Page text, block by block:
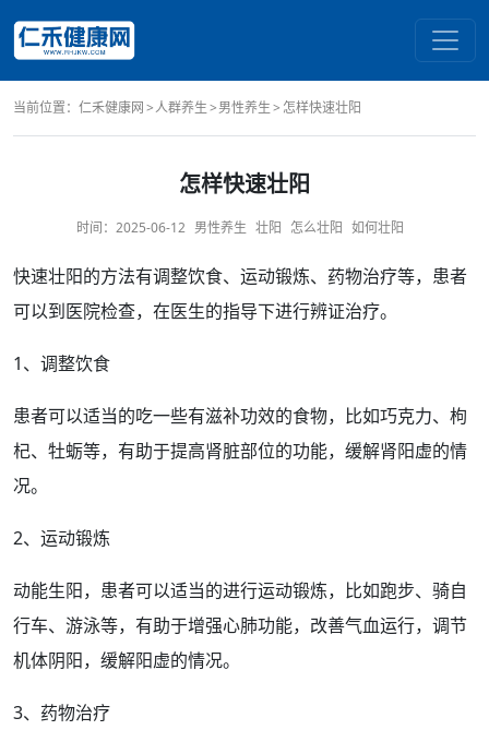
当前位置： 仁禾健康网 人群养生 男性养生 怎样快速壮阳
怎样快速壮阳
时间： 2025-06-12 男性养生 壮阳 怎么壮阳 如何壮阳
快速壮阳的方法有调整饮食、运动锻炼、 药物治疗等，患者
可以到医院检查，在医生的指导下进行辨证治疗。
1、调整饮食
患者可以适当的吃一些有滋补功效的食物，比如巧克力、 枸
杞、牡蛎等，有助于提高肾脏部位的功能，缓解肾阳虚的情
况。
2、运动锻炼
动能生阳，患者可以适当的进行运动锻炼，比如跑步、骑自
行车、 游泳等，有助于增强心肺功能，改善气血运行，调节
机体阴阳，缓解阳虚的情况。
3、 药物治疗